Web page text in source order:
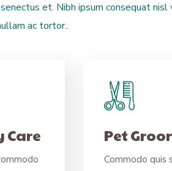
et. Nibh ipsum consequat
ac tortor..
Care Pet
Commodo quis